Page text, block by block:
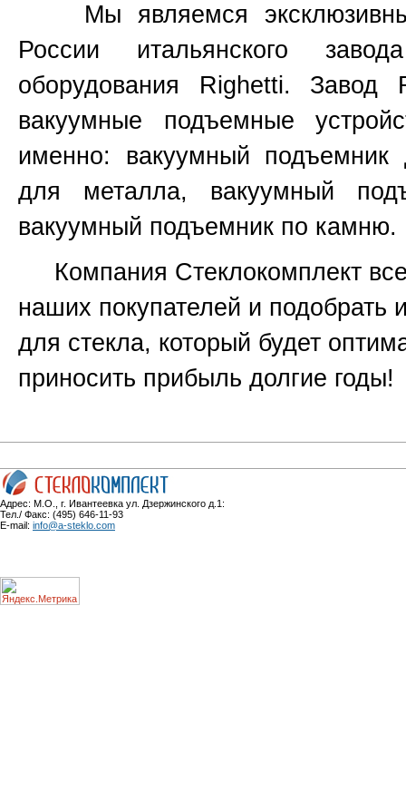
Мы являемся
России итальянского
оборудования Righetti. Завод
вакуумные подъемные
именно: вакуумный
для металла, вакуумный
вакуумный подъемник по камню.
Компания Стеклокомплект
наших покупателей и подобрать
для стекла, который будет
приносить прибыль долгие годы!
Адрес: М.О., г. Ивантеевка ул. Дзержинского д.1:
Тел./ Факс: (495) 646-11-93
E-mail: info@a-steklo.com